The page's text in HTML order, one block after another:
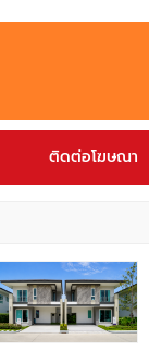
ติดต่อโฆษณา